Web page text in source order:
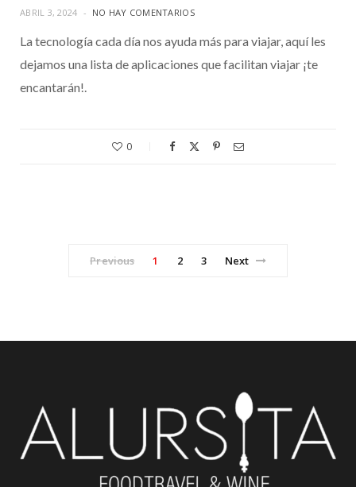
ABRIL 3, 2024 NO HAY COMENTARIOS
La tecnología cada día nos ayuda más para viajar, aquí les
dejamos una lista de aplicaciones que facilitan viajar ¡te
encantarán!.
0
Previous 1 2 3 Next